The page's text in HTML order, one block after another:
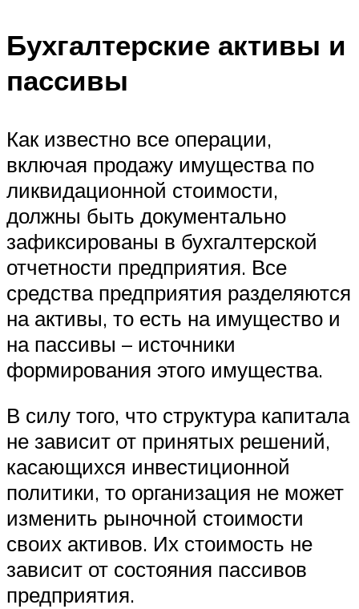
Бухгалтерские активы и
пассивы
Как известно все операции,
включая продажу имущества по
ликвидационной стоимости,
должны быть документально
зафиксированы в бухгалтерской
отчетности предприятия. Все
средства предприятия разделяются
на активы, то есть на имущество и
на пассивы – источники
формирования этого имущества.
В силу того, что структура капитала
не зависит от принятых решений,
касающихся инвестиционной
политики, то организация не может
изменить рыночной стоимости
своих активов. Их стоимость не
зависит от состояния пассивов
предприятия.